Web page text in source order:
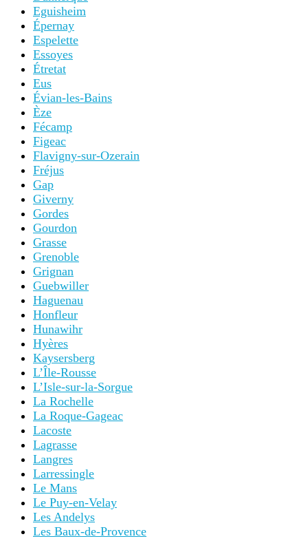
Eguisheim
Épernay
Espelette
Essoyes
Étretat
Eus
Évian-les-Bains
Èze
Fécamp
Figeac
Flavigny-sur-Ozerain
Fréjus
Gap
Giverny
Gordes
Gourdon
Grasse
Grenoble
Grignan
Guebwiller
Haguenau
Honfleur
Hunawihr
Hyères
Kaysersberg
L’Île-Rousse
L’Isle-sur-la-Sorgue
La Rochelle
La Roque-Gageac
Lacoste
Lagrasse
Langres
Larressingle
Le Mans
Le Puy-en-Velay
Les Andelys
Les Baux-de-Provence